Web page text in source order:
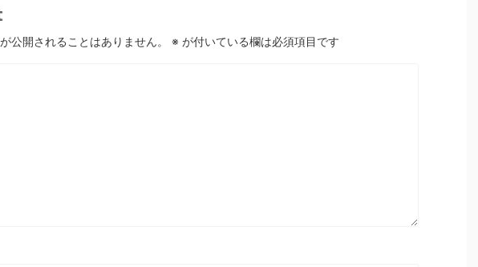
公開されることはありません。 ※ が付いている欄は必須項目です